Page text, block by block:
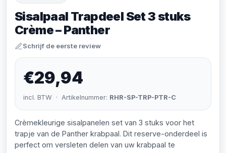
Sisalpaal Trapdeel Set 3 stuks
Crème – Panther
Schrijf de eerste review
€29,94
incl. BTW · Artikelnummer: RHR-SP-TRP-PTR-C
Crèmekleurige sisalpanelen set van 3 stuks voor het
trapje van de Panther krabpaal. Dit reserve-onderdeel is
perfect om versleten delen van uw krabpaal te